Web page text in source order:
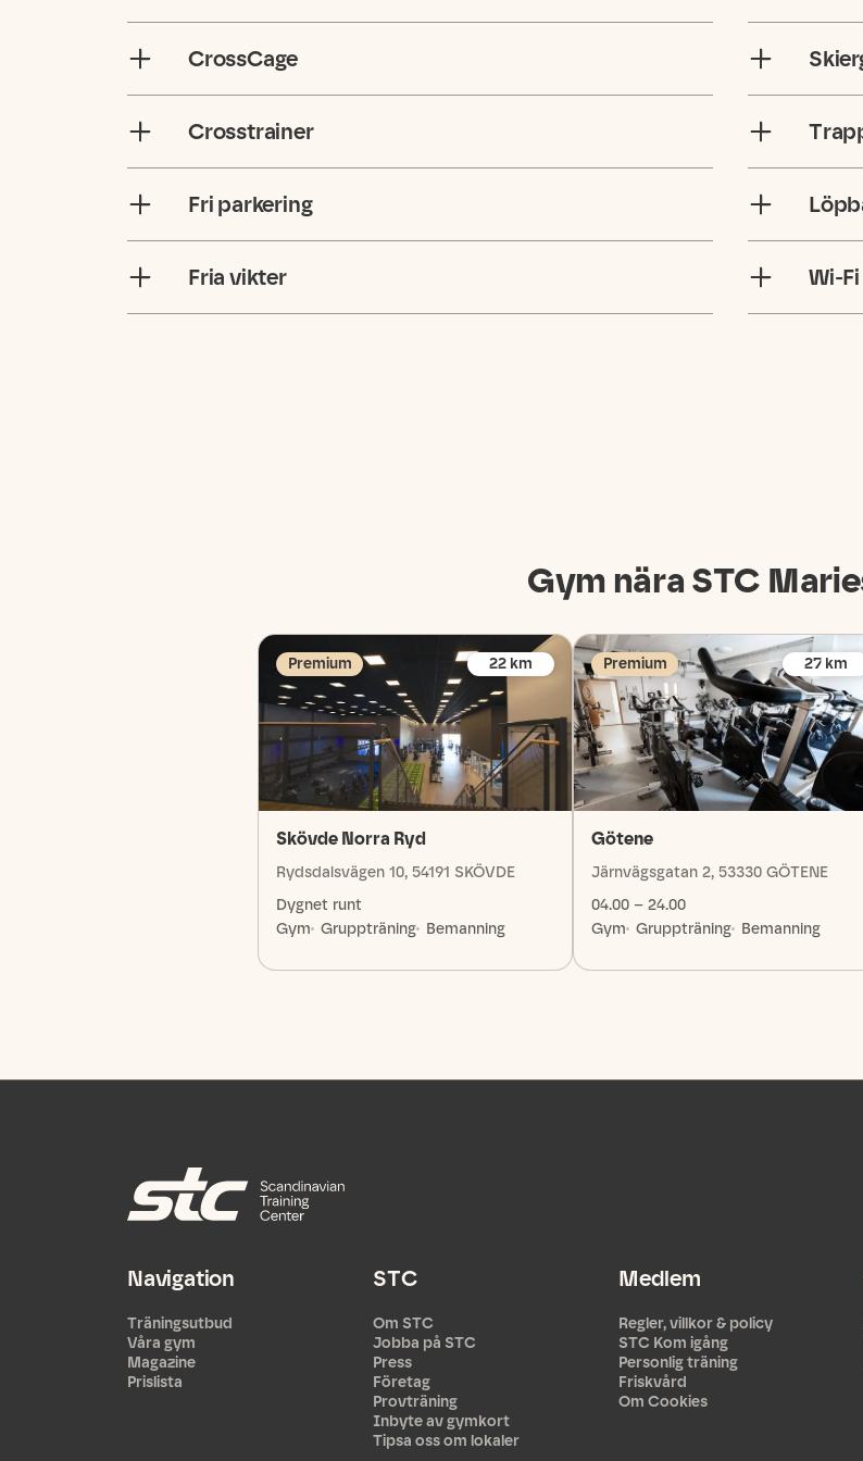
CrossCage
Crosstrainer
Fri parkering
Fria vikter Wi-Fi
Gym nära STC
Premium 22 km
Skövde Norra Ryd
Rydsdalsvägen 10, 54191 SKÖVDE
Dygnet runt
Gym Gruppträning Bemanning
Premium 27 km
Götene
Järnvägsgatan 2, 53330 GÖTENE
04.00 – 24.00
Gym Gruppträning Bemanning
Navigation
Träningsutbud
Våra gym
Magazine
Prislista
STC
Om STC
Jobba på STC
Press
Företag
Provträning
Inbyte av gymkort
Tipsa oss om lokaler
Medlem
Regler, villkor & policy
STC Kom igång
Personlig träning
Friskvård
Om Cookies